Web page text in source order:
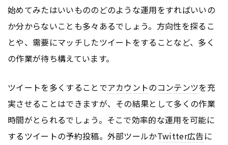
始めてみたはいいもののどのような運用をすればいいの
か分からないことも多々あるでしょう。方向性を探るこ
とや、需要にマッチしたツイートをすることなど、多く
の作業が待ち構えています。
ツイートを多くすることでアカウントのコンテンツを充
実させることはできますが、その結果として多くの作業
時間がとられるでしょう。そこで効率的な運用を可能に
するツイートの予約投稿。外部ツールかTwitter広告に